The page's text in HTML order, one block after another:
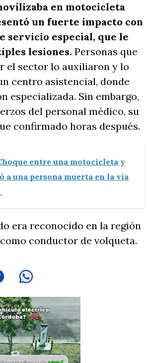
en motocicleta
un fuerte impacto con
servicio especial, que le
lesiones. Personas que
el sector lo auxiliaron y lo
centro asistencial, donde
especializada. Sin embargo,
del personal médico, su
confirmado horas después.
entre una motocicleta y
a una persona muerta en la vía
era reconocido en la región
conductor de volqueta.